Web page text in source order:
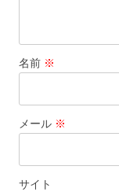
名前 ※
メール ※
サイト